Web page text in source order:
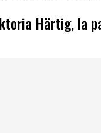
Härtig, la